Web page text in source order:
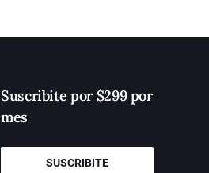
Suscribite por $299 por
mes
SUSCRIBITE